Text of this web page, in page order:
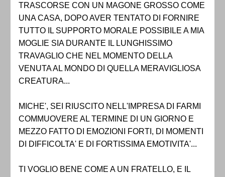
TRASCORSE CON UN MAGONE GROSSO COME
UNA CASA, DOPO AVER TENTATO DI FORNIRE
TUTTO IL SUPPORTO MORALE POSSIBILE A MIA
MOGLIE SIA DURANTE IL LUNGHISSIMO
TRAVAGLIO CHE NEL MOMENTO DELLA
VENUTA AL MONDO DI QUELLA MERAVIGLIOSA
CREATURA...
MICHE', SEI RIUSCITO NELL'IMPRESA DI FARMI
COMMUOVERE AL TERMINE DI UN GIORNO E
MEZZO FATTO DI EMOZIONI FORTI, DI MOMENTI
DI DIFFICOLTA' E DI FORTISSIMA EMOTIVITA'...
TI VOGLIO BENE COME A UN FRATELLO, E IL